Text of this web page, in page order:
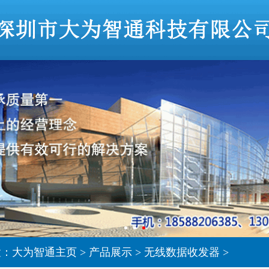
大为智通主页> 产品展示> 无线数据收发器 >